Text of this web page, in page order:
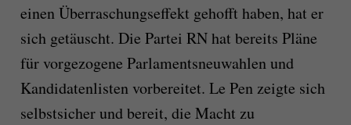
einen Überraschungseffekt gehofft haben, hat er
sich getäuscht. Die Partei RN hat bereits Pläne
für vorgezogene Parlamentsneuwahlen und
Kandidatenlisten vorbereitet. Le Pen zeigte sich
selbstsicher und bereit, die Macht zu